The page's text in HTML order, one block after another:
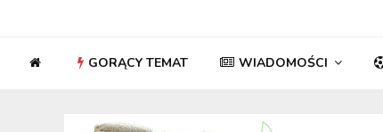
GORĄCY TEMAT WIADOMOŚCI